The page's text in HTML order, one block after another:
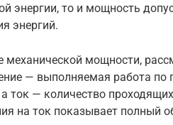
энергии, то и мощность
энергий.
мощности,
— выполняемая работа по
ток — количество
на ток показывает полный